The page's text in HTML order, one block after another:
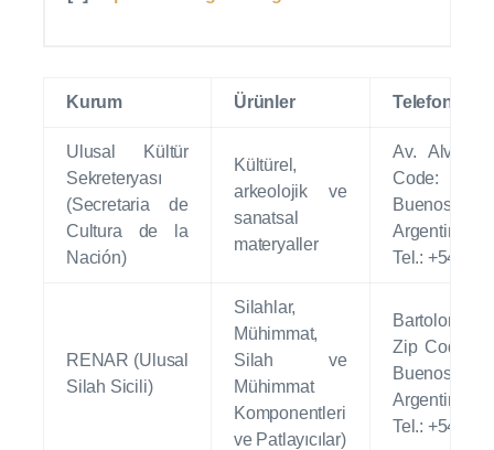
Kurum Ürünler Telefon ve
Ulusal Kültür
Sekreteryası
(Secretaria de
Cultura de la
Nación)
Kültürel,
arkeolojik ve
sanatsal
materyaller
Av. Alvear
Code:
Buenos
Tel.: +54 11
RENAR (Ulusal
Silah Sicili)
Silahlar,
Mühimmat,
Silah ve
Mühimmat
Komponentleri
ve Patlayıcılar)
Bartolome
Zip Code:
Buenos
Tel.: +54 11